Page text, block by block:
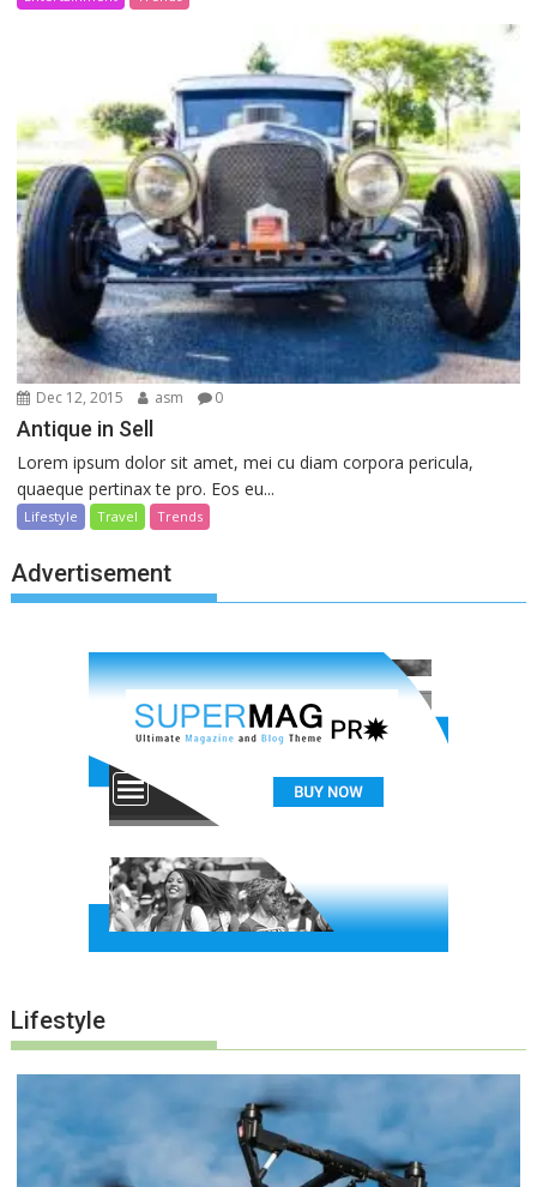
Dec 12, 2015 asm 0
Antique in Sell
Lorem ipsum dolor sit amet, mei cu diam corpora pericula,
quaeque pertinax te pro. Eos eu...
Lifestyle Travel Trends
Advertisement
Lifestyle